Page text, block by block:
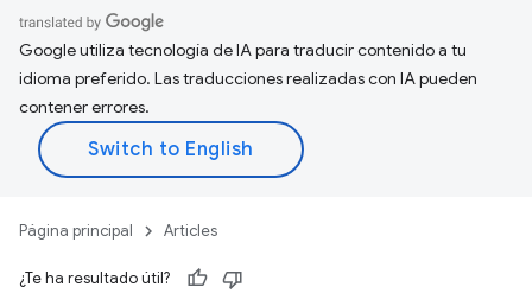
Google utiliza tecnología de IA para traducir contenido a tu
idioma preferido. Las traducciones realizadas con IA pueden
contener errores.
Página principal Articles
¿Te ha resultado útil?